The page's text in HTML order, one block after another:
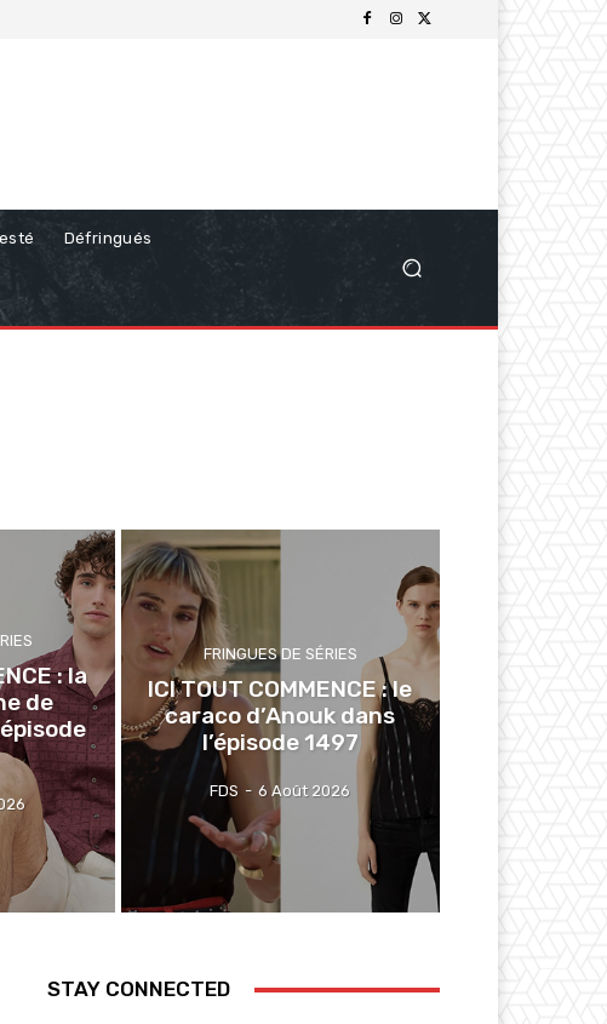
Défringués
: la
de
FRINGUES DE SÉRIES
ICI TOUT COMMENCE : le
caraco d’Anouk dans
l’épisode 1497
FDS - 6 Août 2026
STAY CONNECTED